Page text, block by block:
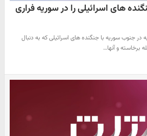
جنگنده های اسرائیلی را در سوریه فراری
های سوخو-۳۵ روسیه در جنوب سوریه با جنگنده های اسرائیلی که به دنبال
برخاسته و آنها…